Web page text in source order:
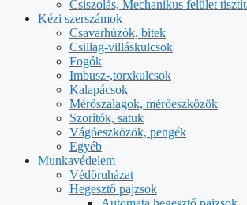
Csiszolás, Mechanikus felület
Kézi szerszámok
Csavarhúzók, bitek
Csillag-villáskulcsok
Fogók
Imbusz-,torxkulcsok
Kalapácsok
Mérőszalagok, mérőeszközök
Szorítók, satuk
Vágóeszközök, pengék
Egyéb
Munkavédelem
Védőruházat
Hegesztő pajzsok